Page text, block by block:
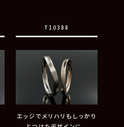
T10388
エッジでメリハリもしっかり